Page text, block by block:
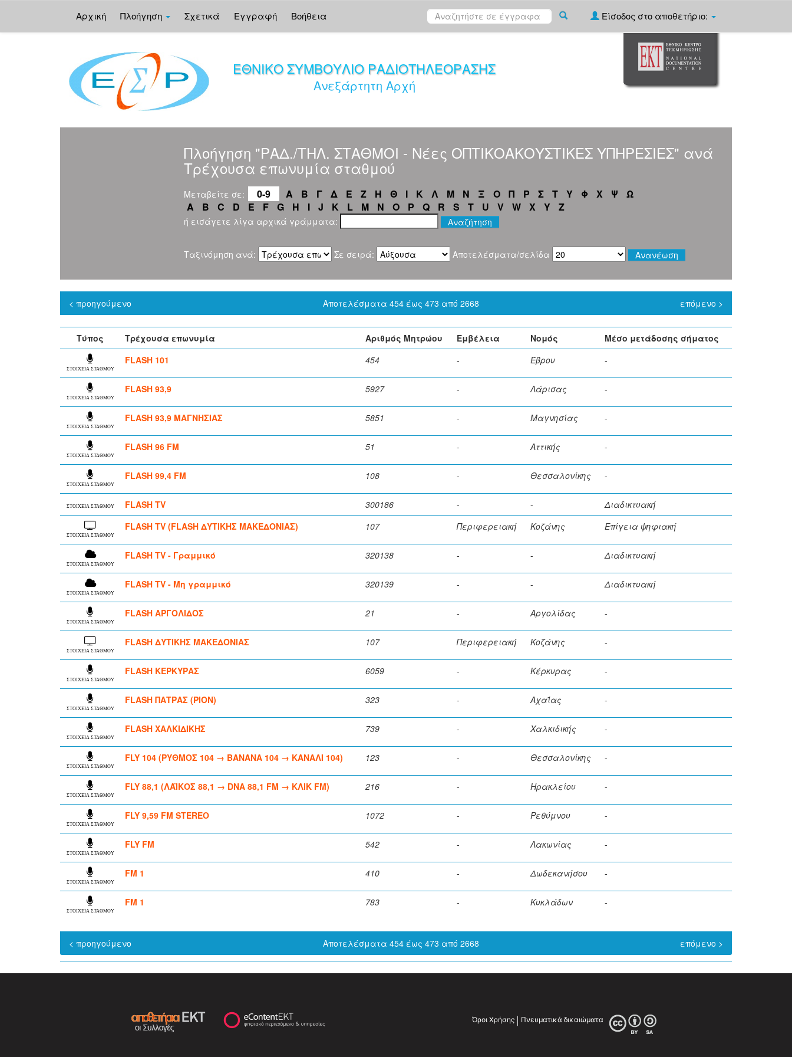
Αρχική Πλοήγηση Σχετικά Εγγραφή Βοήθεια Είσοδος στο αποθετήριο:
ΕΘΝΙΚΟ ΣΥΜΒΟΥΛΙΟ ΡΑΔΙΟΤΗΛΕΟΡΑΣΗΣ
Ανεξάρτητη Αρχή
Πλοήγηση "ΡΑΔ./ΤΗΛ. ΣΤΑΘΜΟΙ - Νέες ΟΠΤΙΚΟΑΚΟΥΣΤΙΚΕΣ ΥΠΗΡΕΣΙΕΣ" ανά
Τρέχουσα επωνυμία σταθμού
Μεταβείτε σε: 0-9 Α Β Γ Δ Ε Ζ Η Θ Ι Κ Λ Μ Ν Ξ Ο Π Ρ Σ Τ Υ Φ Χ Ψ
Ω
A
B C D E F G H I J K L M N O P Q R S T U V W X Y Z
ή εισάγετε λίγα αρχικά γράμματα:
Ταξινόμηση ανά: Σε σειρά: Αποτελέσματα/σελίδα
Αποτελέσματα 454 έως 473 από 2668
< προηγούμενο επόμενο >
Τύπος Τρέχουσα επωνυμία Αριθμός Μητρώου Εμβέλεια Νομός Μέσο μετάδοσης σήματος
ΣΤΟΙΧΕΙΑ ΣΤΑΘΜΟΥ
FLASH 101 454 - Έβρου -
ΣΤΟΙΧΕΙΑ ΣΤΑΘΜΟΥ
FLASH 93,9 5927 - Λάρισας -
ΣΤΟΙΧΕΙΑ ΣΤΑΘΜΟΥ
FLASH 93,9 ΜΑΓΝΗΣΙΑΣ 5851 - Μαγνησίας -
ΣΤΟΙΧΕΙΑ ΣΤΑΘΜΟΥ
FLASH 96 FM 51 - Αττικής -
ΣΤΟΙΧΕΙΑ ΣΤΑΘΜΟΥ
FLASH 99,4 FM 108 - Θεσσαλονίκης -
ΣΤΟΙΧΕΙΑ ΣΤΑΘΜΟΥ FLASH TV 300186 - - Διαδικτυακή
ΣΤΟΙΧΕΙΑ ΣΤΑΘΜΟΥ
FLASH TV (FLASH ΔΥΤΙΚΗΣ ΜΑΚΕΔΟΝΙΑΣ) 107 Περιφερειακή Κοζάνης Επίγεια ψηφιακή
ΣΤΟΙΧΕΙΑ ΣΤΑΘΜΟΥ
FLASH TV - Γραμμικό 320138 - - Διαδικτυακή
ΣΤΟΙΧΕΙΑ ΣΤΑΘΜΟΥ
FLASH TV - Μη γραμμικό 320139 - - Διαδικτυακή
ΣΤΟΙΧΕΙΑ ΣΤΑΘΜΟΥ
FLASH ΑΡΓΟΛΙΔΟΣ 21 - Αργολίδας -
ΣΤΟΙΧΕΙΑ ΣΤΑΘΜΟΥ
FLASH ΔΥΤΙΚΗΣ ΜΑΚΕΔΟΝΙΑΣ 107 Περιφερειακή Κοζάνης -
ΣΤΟΙΧΕΙΑ ΣΤΑΘΜΟΥ
FLASH ΚΕΡΚΥΡΑΣ 6059 - Κέρκυρας -
ΣΤΟΙΧΕΙΑ ΣΤΑΘΜΟΥ
FLASH ΠΑΤΡΑΣ (ΡΙΟΝ) 323 - Αχαΐας -
ΣΤΟΙΧΕΙΑ ΣΤΑΘΜΟΥ
FLASH ΧΑΛΚΙΔΙΚΗΣ 739 - Χαλκιδικής -
ΣΤΟΙΧΕΙΑ ΣΤΑΘΜΟΥ
FLY 104 (ΡΥΘΜΟΣ 104 → BANANA 104 → ΚΑΝΑΛΙ 104) 123 - Θεσσαλονίκης -
ΣΤΟΙΧΕΙΑ ΣΤΑΘΜΟΥ
FLY 88,1 (ΛΑΪΚΟΣ 88,1 → DNA 88,1 FM → ΚΛΙΚ FM) 216 - Ηρακλείου -
ΣΤΟΙΧΕΙΑ ΣΤΑΘΜΟΥ
FLY 9,59 FM STEREO 1072 - Ρεθύμνου -
ΣΤΟΙΧΕΙΑ ΣΤΑΘΜΟΥ
FLY FM 542 - Λακωνίας -
ΣΤΟΙΧΕΙΑ ΣΤΑΘΜΟΥ
FM 1 410 - Δωδεκανήσου -
ΣΤΟΙΧΕΙΑ ΣΤΑΘΜΟΥ
FM 1 783 - Κυκλάδων -
Αποτελέσματα 454 έως 473 από 2668
< προηγούμενο επόμενο >